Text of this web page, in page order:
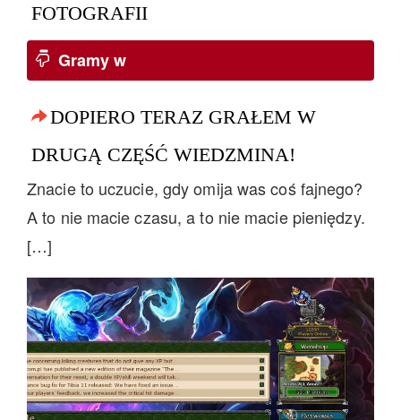
FOTOGRAFII
Gramy w
DOPIERO TERAZ GRAŁEM W
DRUGĄ CZĘŚĆ WIEDZMINA!
Znacie to uczucie, gdy omija was coś fajnego?
A to nie macie czasu, a to nie macie pieniędzy.
[…]